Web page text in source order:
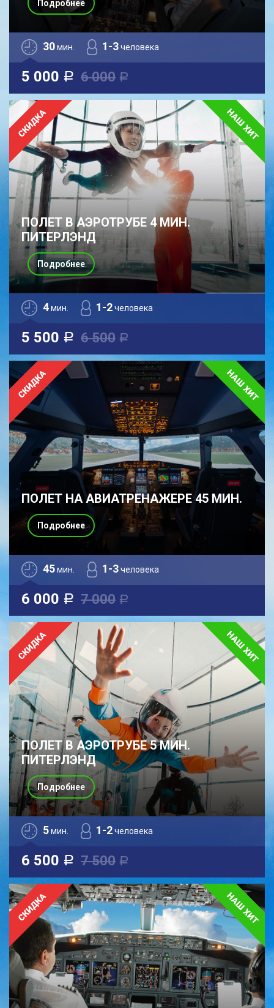
30мин. 1-3человека
5 000 a 6 000 a
Подробнее
ПОЛЕТ В АЭРОТРУБЕ 4 МИН.
ПИТЕРЛЭНД
4мин. 1-2человека
5 500 a 6 500 a
Подробнее
ПОЛЕТ НА АВИАТРЕНАЖЕРЕ 45 МИН.
45мин. 1-3человека
6 000 a 7 000 a
Подробнее
ПОЛЕТ В АЭРОТРУБЕ 5 МИН.
ПИТЕРЛЭНД
5мин. 1-2человека
6 500 a 7 500 a
Подробнее